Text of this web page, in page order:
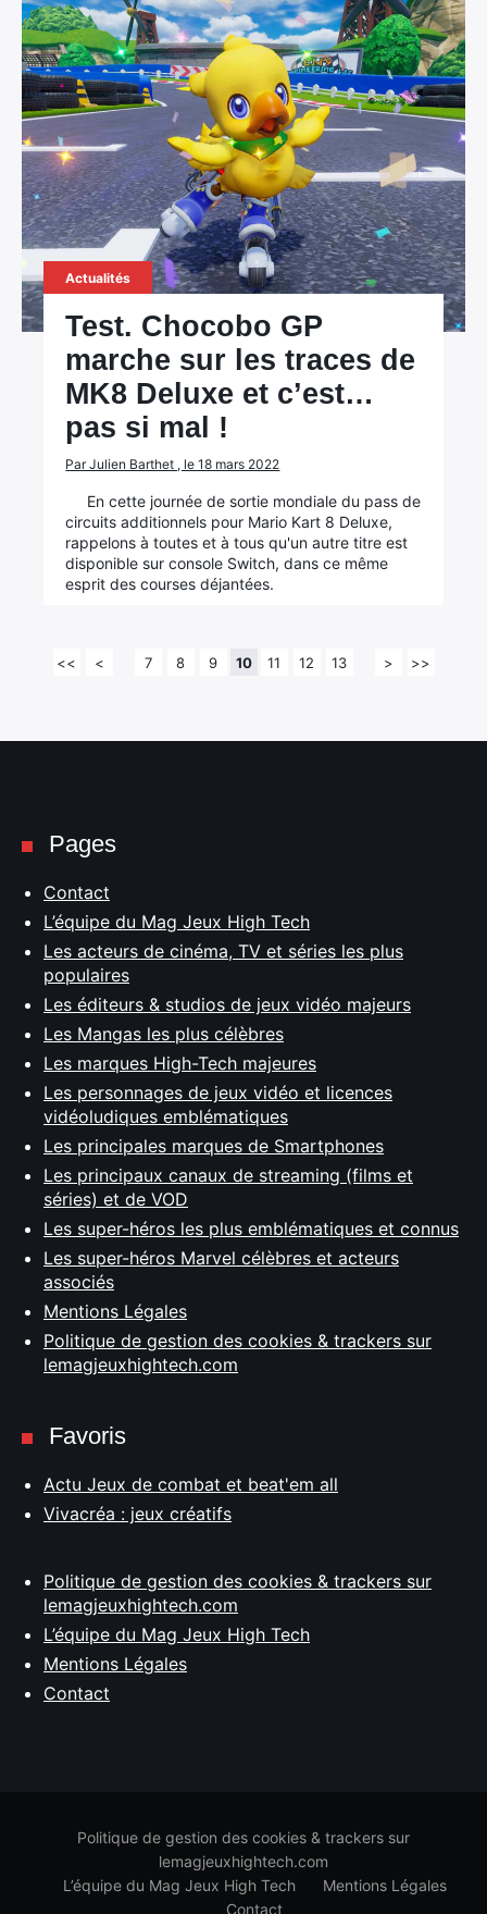
Actualités
Test. Chocobo GP
marche sur les traces de
MK8 Deluxe et c’est…
pas si mal !
Par Julien Barthet , le 18 mars 2022
En cette journée de sortie mondiale du pass de
circuits additionnels pour Mario Kart 8 Deluxe,
rappelons à toutes et à tous qu'un autre titre est
disponible sur console Switch, dans ce même
esprit des courses déjantées.
<< < 7 8 9 10 11 12 13 > >>
Pages
Contact
L’équipe du Mag Jeux High Tech
Les acteurs de cinéma, TV et séries les plus
populaires
Les éditeurs & studios de jeux vidéo majeurs
Les Mangas les plus célèbres
Les marques High-Tech majeures
Les personnages de jeux vidéo et licences
vidéoludiques emblématiques
Les principales marques de Smartphones
Les principaux canaux de streaming (films et
séries) et de VOD
Les super-héros les plus emblématiques et connus
Les super-héros Marvel célèbres et acteurs
associés
Mentions Légales
Politique de gestion des cookies & trackers sur
lemagjeuxhightech.com
Favoris
Actu Jeux de combat et beat'em all
Vivacréa : jeux créatifs
Politique de gestion des cookies & trackers sur
lemagjeuxhightech.com
L’équipe du Mag Jeux High Tech
Mentions Légales
Contact
Politique de gestion des cookies & trackers sur
lemagjeuxhightech.com
L’équipe du Mag Jeux High Tech
Mentions Légales
Contact